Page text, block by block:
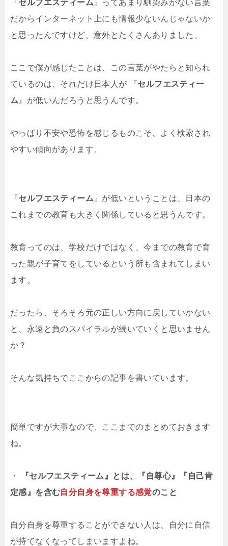
『 セルフエスティーム 』ってあまり馴染みがない言葉
だからインターネット上にも情報少ないんじゃないか
と思ったんですけど、意外とたくさんありました。
ここで僕が感じたことは、この言葉がやたらと知られ
ているのは、それだけ日本人が 『セルフエスティー
ム 』が低いんだろうと思うんです。
やっぱり不安や恐怖を感じるものこそ、よく検索され
やすい傾向があります。
『セルフエスティーム 』が低いということは、日本の
これまでの教育も大きく関係していると思うんです。
教育ってのは、学校だけではなく、今までの教育で育
った親が子育てをしているという所も含まれてしまい
ます。
だったら、そろそろ元の正しい方向に戻していかない
と、永遠と負のスパイラルが続いていくと思いません
か？
そんな気持ちでここからの記事を書いています。
簡単ですが大事なので、ここまでのまとめておきます
ね。
・
『セルフエスティーム』とは、『自尊心』『自己肯
定感』を含む自分自身を尊重する感覚のこと
自分自身を尊重することができない人は、自分に自信
が持てなくなってしまいますよね。